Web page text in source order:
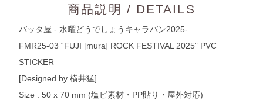
商品説明 / DETAILS
バッタ屋 - 水曜どうでしょうキャラバン2025-
FMR25-03 “FUJI [mura] ROCK FESTIVAL 2025” PVC
STICKER
[Designed by 横井猛]
Size : 50 x 70 mm (塩ビ素材・PP貼り・屋外対応)